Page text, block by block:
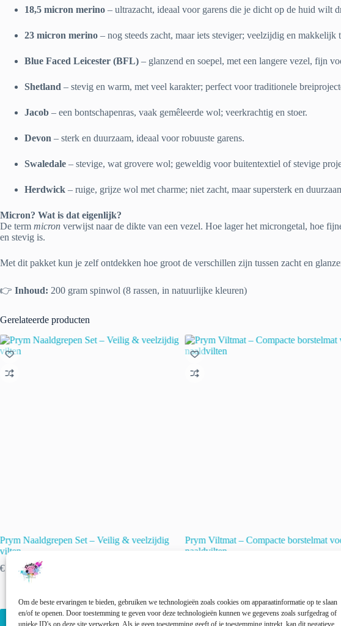
Om de beste ervaringen te bieden, gebruiken we technologieën zoals cookies om apparaatinformatie op te slaan
en/of te openen. Door toestemming te geven voor deze technologieën kunnen we gegevens zoals surfgedrag of
unieke ID's op deze site verwerken. Als je geen toestemming geeft of je toestemming intrekt, kan dit negatieve
18,5 micron merino – ultrazacht, ideaal voor garens die je dicht op de huid wilt
23 micron merino – nog steeds zacht, maar iets steviger; veelzijdig en makkelijk
Blue Faced Leicester (BFL) – glanzend en soepel, met een langere vezel, fijn
Shetland – stevig en warm, met veel karakter; perfect voor traditionele
Jacob – een bontschapenras, vaak gemêleerde wol; veerkrachtig en stoer.
Devon – sterk en duurzaam, ideaal voor robuuste garens.
Swaledale – stevige, wat grovere wol; geweldig voor buitentextiel of stevige
Herdwick – ruige, grijze wol met charme; niet zacht, maar supersterk en
Micron? Wat is dat eigenlijk?
De term micron verwijst naar de dikte van een vezel. Hoe lager het microngetal, hoe
en stevig is.
Met dit pakket kun je zelf ontdekken hoe groot de verschillen zijn tussen zacht en
👉 Inhoud: 200 gram spinwol (8 rassen, in natuurlijke kleuren)
Gerelateerde producten
Prym Naaldgrepen Set – Veilig & veelzijdig
vilten
€ 15.90 incl. btw
Toevoegen aan winkelwagen
Prym Viltmat – Compacte borstelmat
naaldvilten
Toevoegen aan winkelwagen